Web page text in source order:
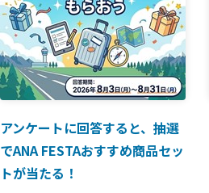
アンケートに回答すると、抽選
でANA FESTAおすすめ商品セッ
トが当たる！